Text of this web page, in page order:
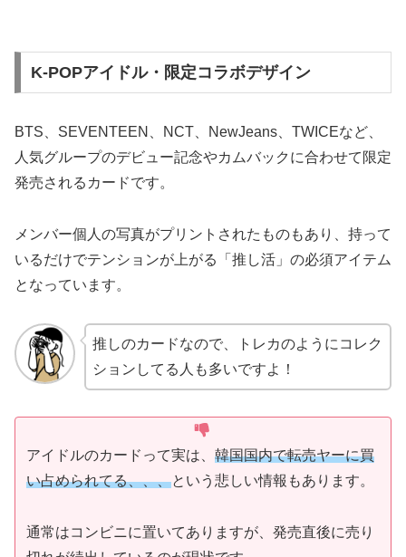
K-POPアイドル・限定コラボデザイン
BTS、SEVENTEEN、NCT、NewJeans、TWICEなど、
人気グループのデビュー記念やカムバックに合わせて限定
発売されるカードです。
メンバー個人の写真がプリントされたものもあり、持って
いるだけでテンションが上がる「推し活」の必須アイテム
となっています。
推しのカードなので、トレカのようにコレク
ションしてる人も多いですよ！
アイドルのカードって実は、 韓国国内で転売ヤーに買
い占められてる、、、という悲しい情報もあります。
通常はコンビニに置いてありますが、発売直後に売り